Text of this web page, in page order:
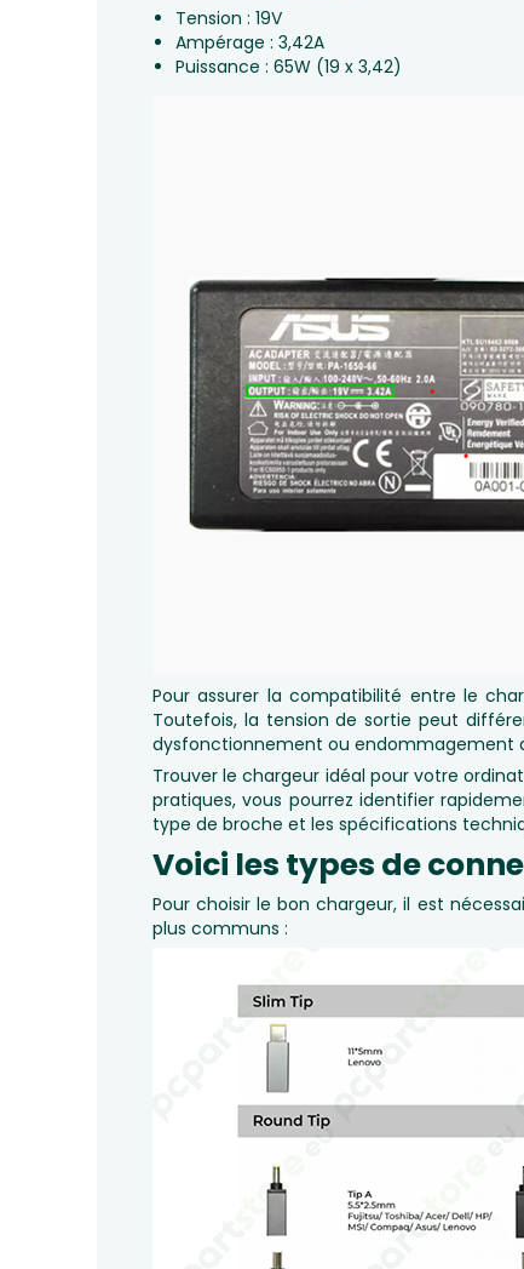
Tension : 19V
Ampérage : 3,42A
Puissance : 65W (19 x 3,42)
Pour assurer la compatibilité entre le
Toutefois, la tension de sortie peut
dysfonctionnement ou endommagement
Trouver le chargeur idéal pour votre
pratiques, vous pourrez identifier
type de broche et les spécifications
Voici les types de
Pour choisir le bon chargeur, il est
plus communs :